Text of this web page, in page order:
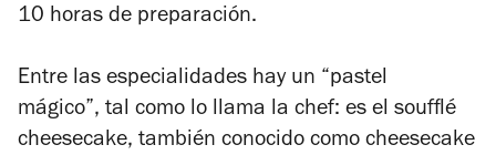
10 horas de preparación.
Entre las especialidades hay un “pastel
mágico”, tal como lo llama la chef: es el soufflé
cheesecake, también conocido como cheesecake